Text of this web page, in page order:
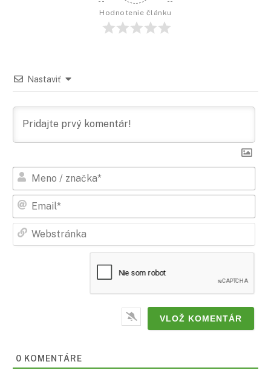
Hodnotenie článku
Nastaviť
0 KOMENTÁRE